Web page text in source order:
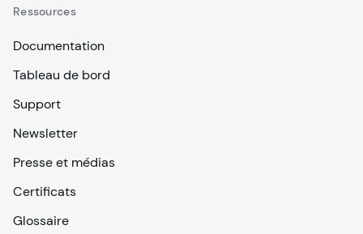
Ressources
Documentation
Tableau de bord
Support
Newsletter
Presse et médias
Certificats
Glossaire